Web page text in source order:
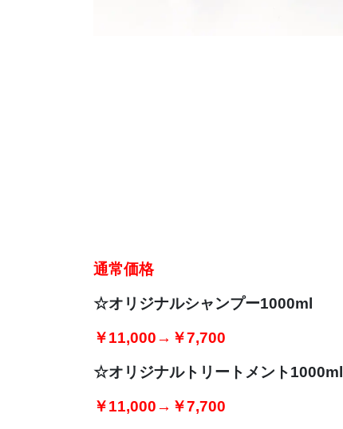
通常価格
☆オリジナルシャンプー1000ml
￥11,000→￥7,700
☆オリジナルトリートメント1000ml
￥11,000→￥7,700